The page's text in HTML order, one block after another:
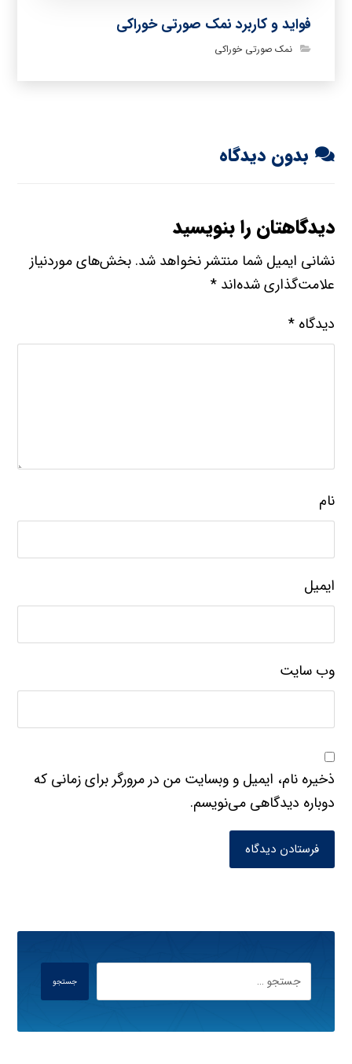
فواید و کاربرد نمک صورتی خوراکی
نمک صورتی خوراکی
بدون دیدگاه
دیدگاهتان را بنویسید
نشانی ایمیل شما منتشر نخواهد شد. بخش‌های موردنیاز
علامت‌گذاری شده‌اند*
دیدگاه*
نام
ایمیل
وب‌ سایت
ذخیره نام، ایمیل و وبسایت من در مرورگر برای زمانی که
دوباره دیدگاهی می‌نویسم.
فرستادن دیدگاه
جستجو